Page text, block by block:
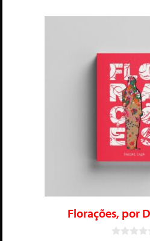
Florações, por